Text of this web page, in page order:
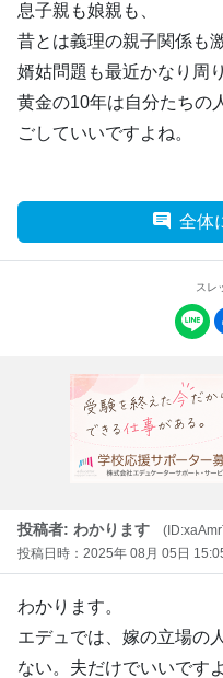
息子親も娘親も、
昔とは義理の親子関係も
婿姑問題も最近かなり周
黄金の10年は自分たちの
ごしていいですよね。
全体
スレ
投稿者: わかります
投稿日時：2025年 08月 05日
わかります。
エデュでは、嫁の立場の
ない。夫だけでいいです